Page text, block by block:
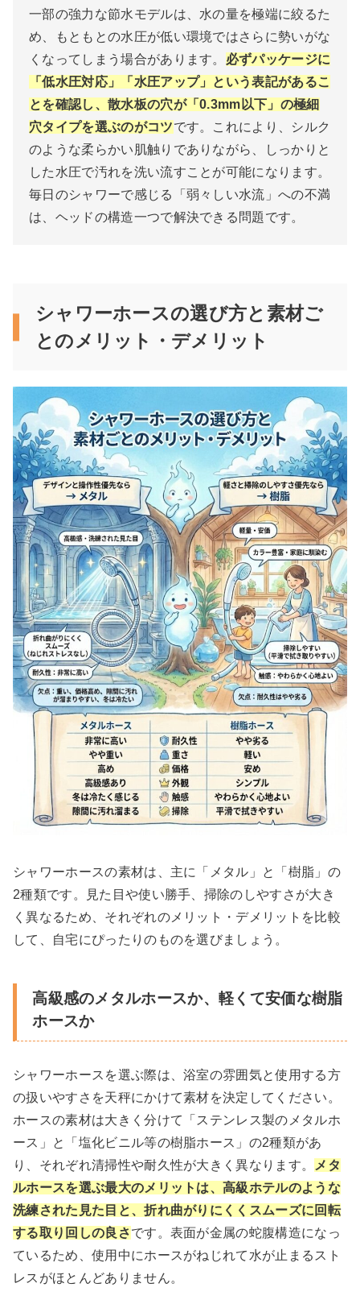
一部の強力な節水モデルは、水の量を極端に絞るた
め、もともとの水圧が低い環境ではさらに勢いがな
くなってしまう場合があります。 必ずパッケージに
「低水圧対応」「水圧アップ」という表記があるこ
とを確認し、散水板の穴が「0.3mm以下」の極細
穴タイプを選ぶのがコツです。これにより、シルク
のような柔らかい肌触りでありながら、しっかりと
した水圧で汚れを洗い流すことが可能になります。
毎日のシャワーで感じる「弱々しい水流」への不満
は、ヘッドの構造一つで解決できる問題です。
シャワーホースの選び方と素材ご
とのメリット・デメリット
シャワーホースの素材は、主に「メタル」と「樹脂」の
2種類です。見た目や使い勝手、掃除のしやすさが大き
く異なるため、それぞれのメリット・デメリットを比較
して、自宅にぴったりのものを選びましょう。
高級感のメタルホースか、軽くて安価な樹脂
ホースか
シャワーホースを選ぶ際は、浴室の雰囲気と使用する方
の扱いやすさを天秤にかけて素材を決定してください。
ホースの素材は大きく分けて「ステンレス製のメタルホ
ース」と「塩化ビニル等の樹脂ホース」の2種類があ
り、それぞれ清掃性や耐久性が大きく異なります。
メタ
ルホースを選ぶ最大のメリットは、高級ホテルのような
洗練された見た目と、折れ曲がりにくくスムーズに回転
する取り回しの良さです。表面が金属の蛇腹構造になっ
ているため、使用中にホースがねじれて水が止まるスト
レスがほとんどありません。